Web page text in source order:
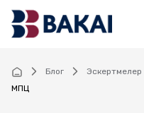
Блог Эскертмелер
МПЦ